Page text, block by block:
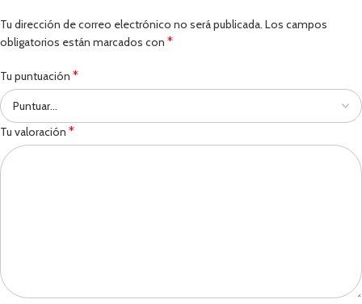
Tu dirección de correo electrónico no será publicada. Los campos
obligatorios están marcados con *
Tu puntuación *
Tu valoración *